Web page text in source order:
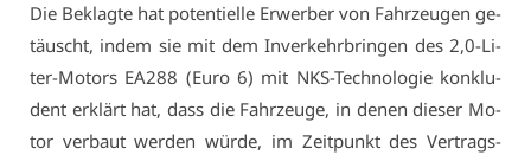
Die Be­klag­te hat po­ten­ti­el­le Er­wer­ber von Fahr­zeu­gen ge­
täuscht, in­dem sie mit dem In­ver­kehr­brin­gen des 2,0-Li­
ter-Mo­tors EA288 (Eu­ro 6) mit NKS-Tech­no­lo­gie kon­klu­
dent er­klärt hat, dass die Fahr­zeu­ge, in de­nen die­ser Mo­
tor ver­baut wer­den wür­de, im Zeit­punkt des Ver­trags­